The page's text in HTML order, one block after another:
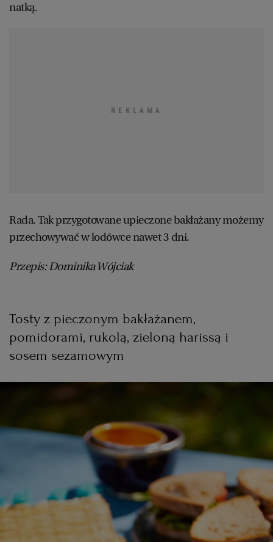
natką.
Rada. Tak przygotowane upieczone bakłażany możemy
przechowywać w lodówce nawet 3 dni.
Przepis: Dominika Wójciak
Tosty z pieczonym bakłażanem,
pomidorami, rukolą, zieloną harissą i
sosem sezamowym